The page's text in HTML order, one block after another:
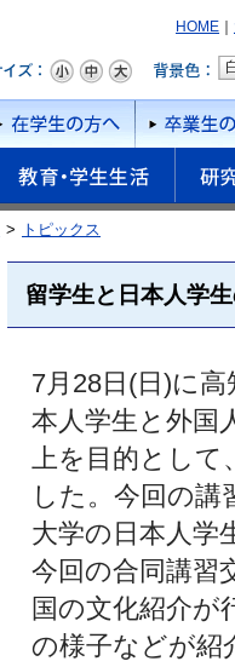
HOME
トピックス
留学生と日本人学
7月28日(日)に
本人学生と外国
上を目的として
した。今回の講
大学の日本人学
今回の合同講習
国の文化紹介が
の様子などが紹